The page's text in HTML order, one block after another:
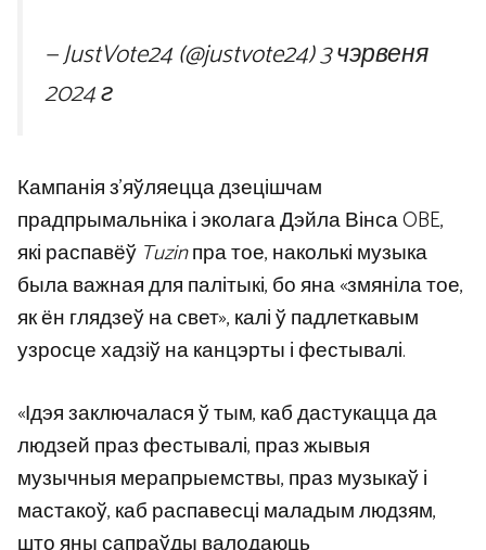
— JustVote24 (@justvote24)3 чэрвеня
2024 г
Кампанія з’яўляецца дзецішчам
прадпрымальніка і эколага Дэйла Вінса OBE,
які распавёў Tuzinпра тое, наколькі музыка
была важная для палітыкі, бо яна «змяніла тое,
як ён глядзеў на свет», калі ў падлеткавым
узросце хадзіў на канцэрты і фестывалі.
«Ідэя заключалася ў тым, каб дастукацца да
людзей праз фестывалі, праз жывыя
музычныя мерапрыемствы, праз музыкаў і
мастакоў, каб распавесці маладым людзям,